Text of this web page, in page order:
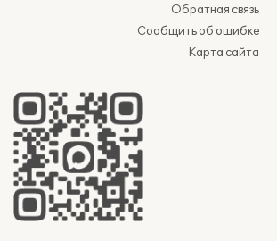
Обратная связь
Сообщить об ошибке
Карта сайта